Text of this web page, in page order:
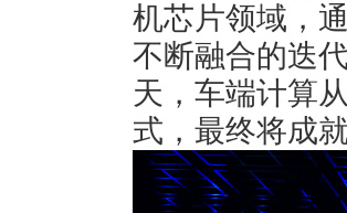
机芯片领域，
不断融合的迭
天，车端计算
式，最终将成